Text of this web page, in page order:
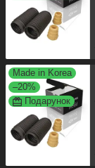
Made in Korea
–20%
Подарунок